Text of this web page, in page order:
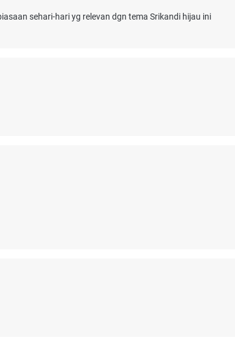
sehari-hari yg relevan dgn tema Srikandi hijau ini